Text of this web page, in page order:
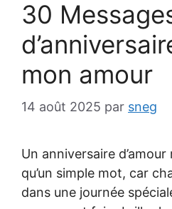
30
mon amour
14 août 2025 par sneg
Un anniversaire
qu’un simple mot, car
dans une journée